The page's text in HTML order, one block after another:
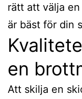
rätt att välja
är bäst för din
en
Att skilja en